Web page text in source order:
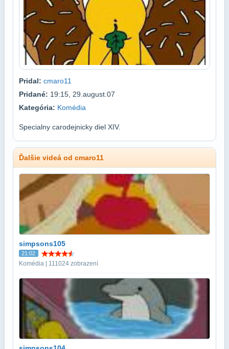
Pridal: cmaro11
Pridané: 19:15, 29.august.07
Kategória: Komédia
Specialny carodejnicky diel XIV.
Ďalšie videá od cmaro11
simpsons105
21:02
Komédia | 111024 zobrazení